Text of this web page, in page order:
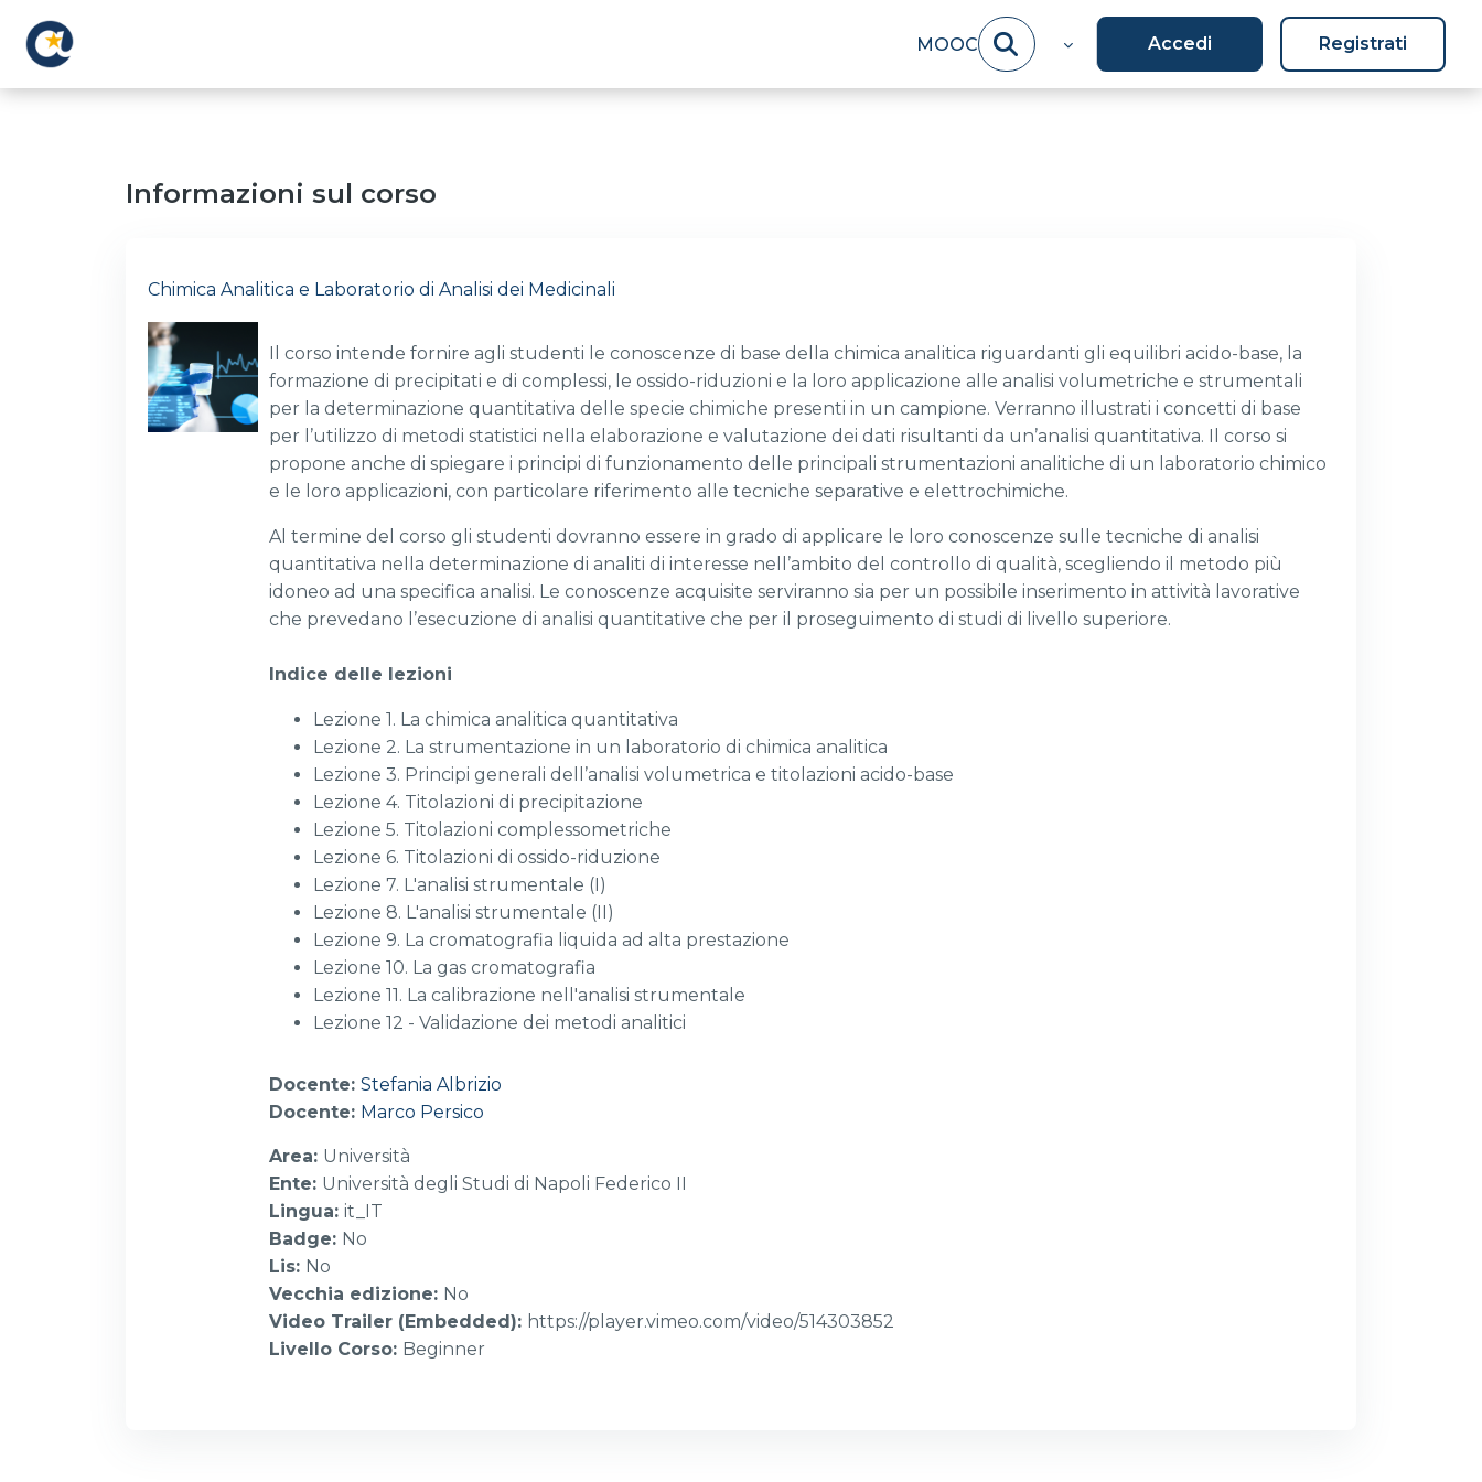
MOOC
Accedi Registrati
Informazioni sul corso
Chimica Analitica e Laboratorio di Analisi dei Medicinali
Il corso intende fornire agli studenti le conoscenze di base della chimica analitica riguardanti gli equilibri acido-base, la
formazione di precipitati e di complessi, le ossido-riduzioni e la loro applicazione alle analisi volumetriche e strumentali
per la determinazione quantitativa delle specie chimiche presenti in un campione. Verranno illustrati i concetti di base
per l’utilizzo di metodi statistici nella elaborazione e valutazione dei dati risultanti da un’analisi quantitativa. Il corso si
propone anche di spiegare i principi di funzionamento delle principali strumentazioni analitiche di un laboratorio chimico
e le loro applicazioni, con particolare riferimento alle tecniche separative e elettrochimiche.
Al termine del corso gli studenti dovranno essere in grado di applicare le loro conoscenze sulle tecniche di analisi
quantitativa nella determinazione di analiti di interesse nell’ambito del controllo di qualità, scegliendo il metodo più
idoneo ad una specifica analisi. Le conoscenze acquisite serviranno sia per un possibile inserimento in attività lavorative
che prevedano l’esecuzione di analisi quantitative che per il proseguimento di studi di livello superiore.
Indice delle lezioni
Lezione 1. La chimica analitica quantitativa
Lezione 2. La strumentazione in un laboratorio di chimica analitica
Lezione 3. Principi generali dell’analisi volumetrica e titolazioni acido-base
Lezione 4. Titolazioni di precipitazione
Lezione 5. Titolazioni complessometriche
Lezione 6. Titolazioni di ossido-riduzione
Lezione 7. L'analisi strumentale (I)
Lezione 8. L'analisi strumentale (II)
Lezione 9. La cromatografia liquida ad alta prestazione
Lezione 10. La gas cromatografia
Lezione 11. La calibrazione nell'analisi strumentale
Lezione 12 - Validazione dei metodi analitici
Docente: Stefania Albrizio
Docente: Marco Persico
Area: Università
Ente: Università degli Studi di Napoli Federico II
Lingua: it_IT
Badge: No
Lis: No
Vecchia edizione: No
Video Trailer (Embedded): https://player.vimeo.com/video/514303852
Livello Corso: Beginner